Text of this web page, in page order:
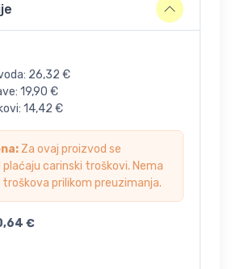
26,32 €
19,90 €
14,42 €
Za ovaj proizvod se
plaćaju carinski troškovi. Nema
prilikom preuzimanja.
€